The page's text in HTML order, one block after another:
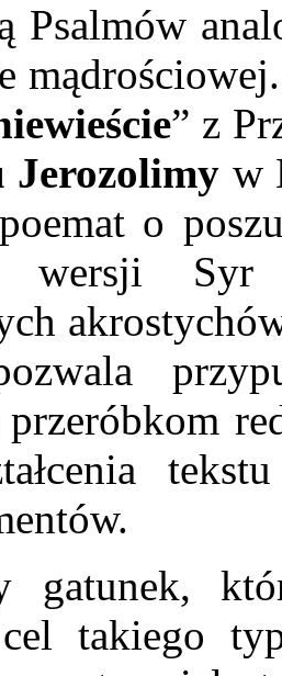
Psalmów
” z
Jerozolimy w
o
wersji
przeróbkom
gatunek,
takiego